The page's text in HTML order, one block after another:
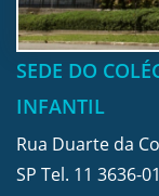
SEDE DO
INFANTIL
Rua Duarte da
SP Tel. 11 3636-